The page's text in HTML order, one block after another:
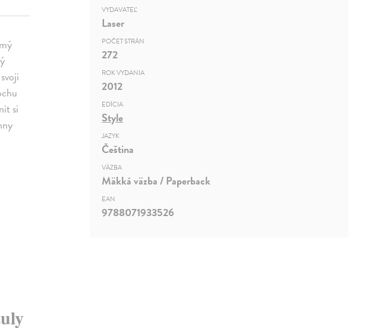
si
VYDAVATEĽ
Laser
POČET STRÁN
272
ROK VYDANIA
2012
EDÍCIA
Style
JAZYK
Čeština
VÄZBA
Mäkká väzba / Paperback
EAN
9788071933526